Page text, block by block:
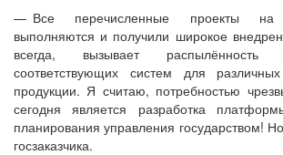
— Все перечисленные проекты
выполняются и получили широкое
всегда, вызывает распылённость
соответствующих систем для
продукции. Я считаю, потребностью
сегодня является разработка
планирования управления государством!
госзаказчика.